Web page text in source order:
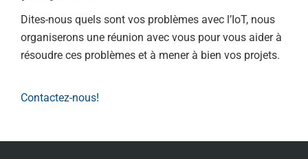
Dites-nous quels sont vos problèmes avec l’IoT, nous
organiserons une réunion avec vous pour vous aider à
résoudre ces problèmes et à mener à bien vos projets.
Contactez-nous!